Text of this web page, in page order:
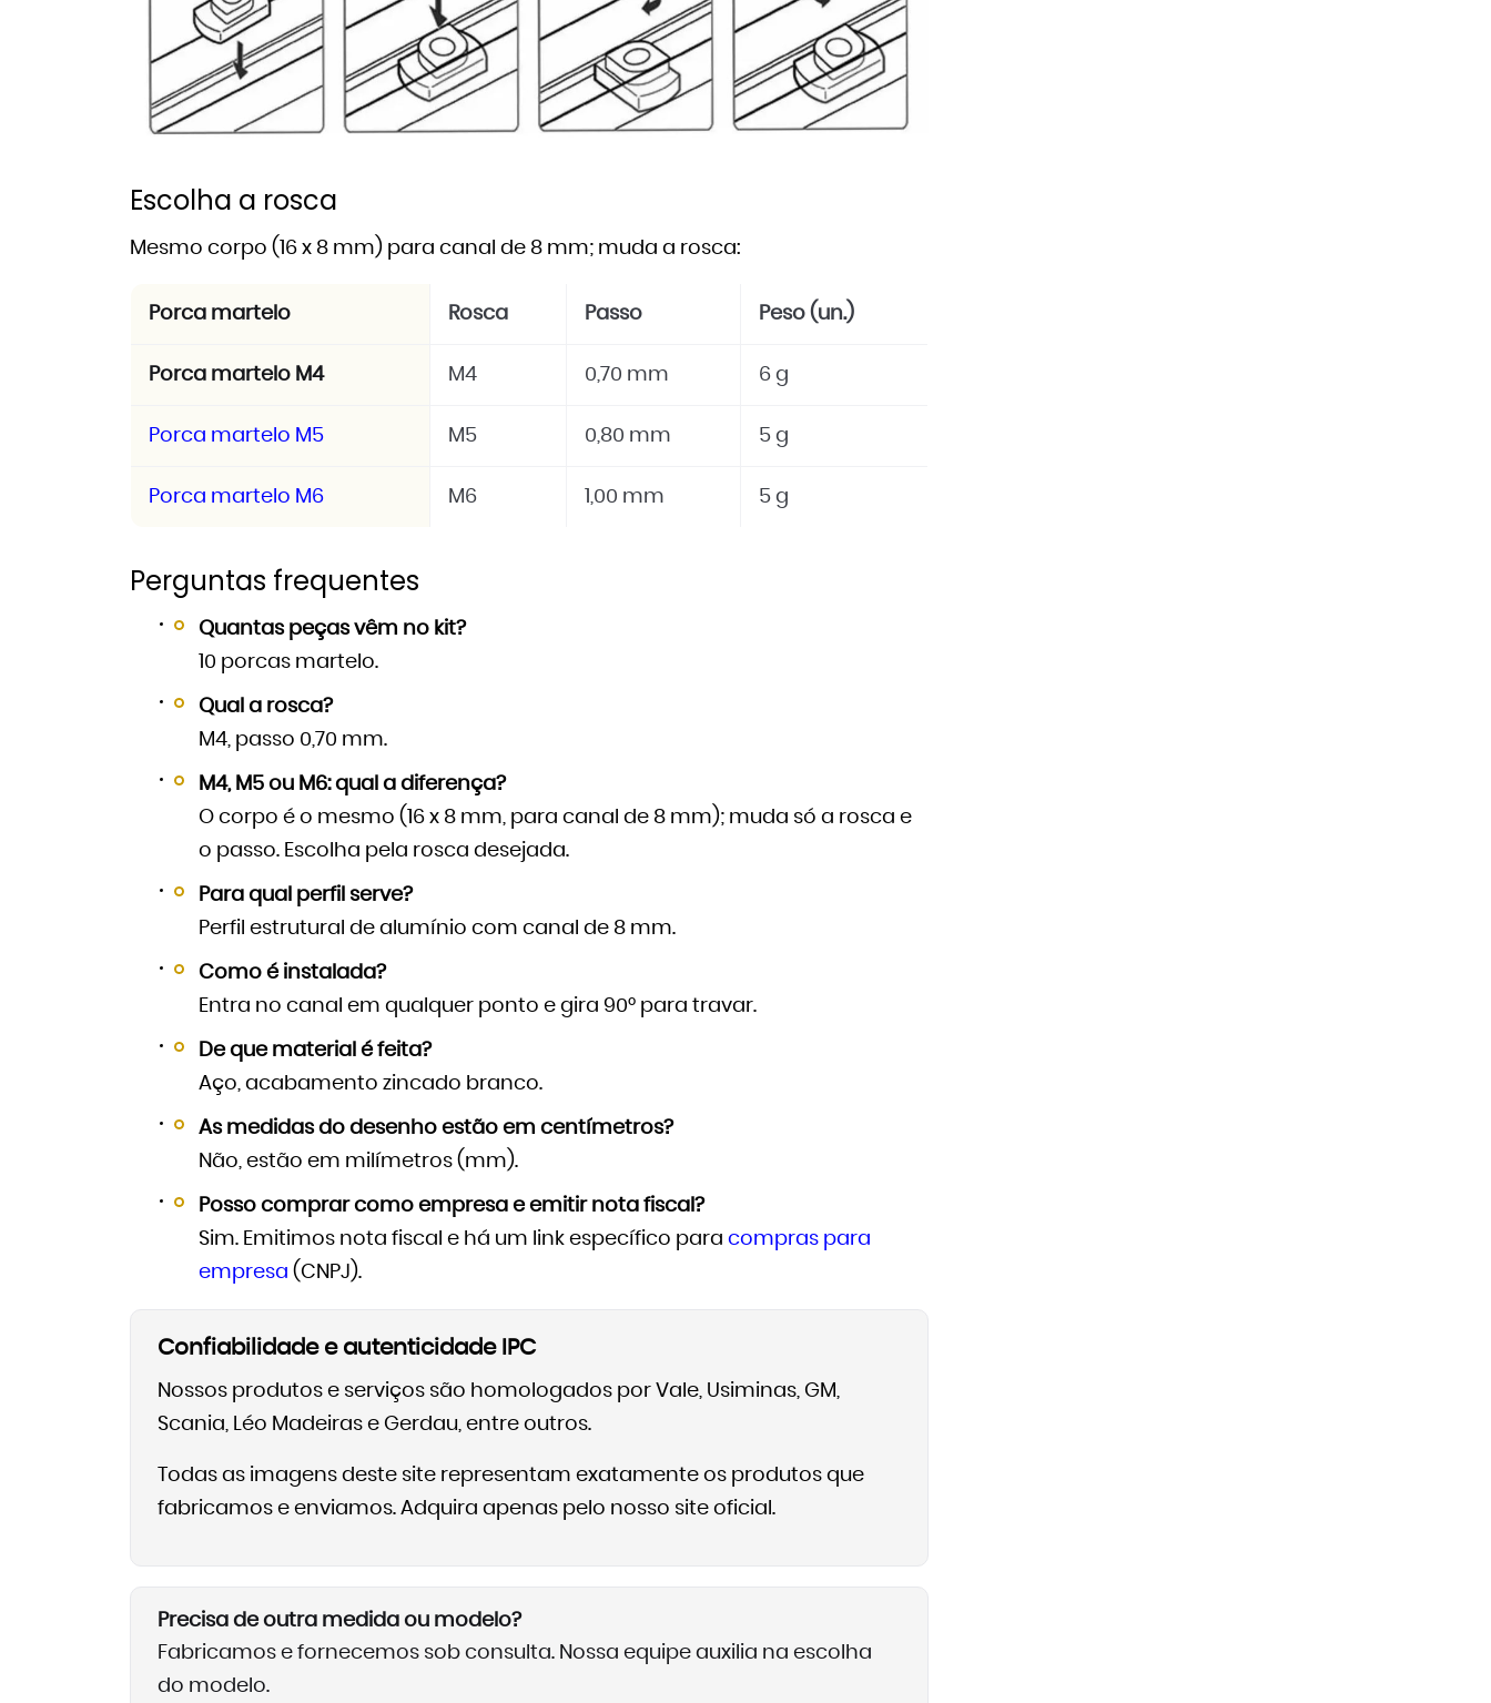
Escolha a rosca
Mesmo corpo (16 x 8 mm) para canal de 8 mm; muda a rosca:
Porca martelo Rosca Passo Peso (un.)
Porca martelo M4 M4 0,70 mm 6 g
Porca martelo M5 M5 0,80 mm 5 g
Porca martelo M6 M6 1,00 mm 5 g
Perguntas frequentes
Quantas peças vêm no kit?
10 porcas martelo.
Qual a rosca?
M4, passo 0,70 mm.
M4, M5 ou M6: qual a diferença?
O corpo é o mesmo (16 x 8 mm, para canal de 8 mm); muda só a rosca e
o passo. Escolha pela rosca desejada.
Para qual perfil serve?
Perfil estrutural de alumínio com canal de 8 mm.
Como é instalada?
Entra no canal em qualquer ponto e gira 90° para travar.
De que material é feita?
Aço, acabamento zincado branco.
As medidas do desenho estão em centímetros?
Não, estão em milímetros (mm).
Posso comprar como empresa e emitir nota fiscal?
Sim. Emitimos nota fiscal e há um link específico para compras para
empresa (CNPJ).
Confiabilidade e autenticidade IPC
Nossos produtos e serviços são homologados por Vale, Usiminas, GM,
Scania, Léo Madeiras e Gerdau, entre outros.
Todas as imagens deste site representam exatamente os produtos que
fabricamos e enviamos. Adquira apenas pelo nosso site oficial.
Precisa de outra medida ou modelo?
Fabricamos e fornecemos sob consulta. Nossa equipe auxilia na escolha
do modelo.